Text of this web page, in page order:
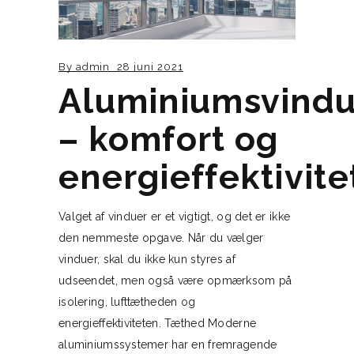
By admin 28 juni 2021
– komfort og
Valget af vinduer er et vigtigt, og det er ikke
den nemmeste opgave. Når du vælger
vinduer, skal du ikke kun styres af
udseendet, men også være opmærksom på
isolering, lufttætheden og
energieffektiviteten. Tæthed Moderne
aluminiumssystemer har en fremragende